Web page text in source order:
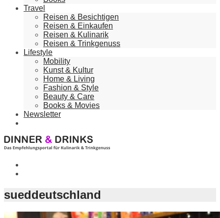
Travel
Reisen & Besichtigen
Reisen & Einkaufen
Reisen & Kulinarik
Reisen & Trinkgenuss
Lifestyle
Mobility
Kunst & Kultur
Home & Living
Fashion & Style
Beauty & Care
Books & Movies
Newsletter
sueddeutschland